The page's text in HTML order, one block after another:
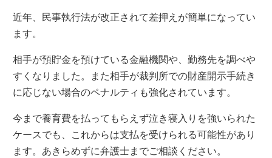
近年、民事執行法が改正されて差押えが簡単になってい
ます。
相手が預貯金を預けている金融機関や、勤務先を調べや
すくなりました。また相手が裁判所での財産開示手続き
に応じない場合のペナルティも強化されています。
今まで養育費を払ってもらえず泣き寝入りを強いられた
ケースでも、これからは支払を受けられる可能性があり
ます。あきらめずに弁護士までご相談ください。